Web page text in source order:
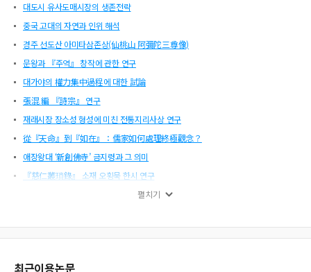
대도시 유사도매시장의 생존전략
중국 고대의 자연과 인위 해석
경주 선도산 아미타삼존상(仙桃山 阿彌陀三尊像)
문왕과 『주역』 창작에 관한 연구
대가야의 權力集中過程에 대한 試論
張混 編 『詩宗』 연구
재래시장 장소성 형성에 미친 전통지리사상 연구
從『天命』到『如在』：儒家如何處理終極觀念？
애장왕대 ‘新創佛寺’ 금지령과 그 의미
『慈仁叢瑣錄』 소재 오횡묵 한시 연구
조선후기 善政碑 건립 과정과 시기별 추이
펼치기
최근이용논문